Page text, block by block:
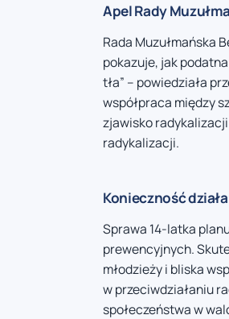
Apel Rady
Rada Muzułmańska
pokazuje, jak
tła” – powiedziała
współpraca między
zjawisko
radykalizacji.
Konieczność
Sprawa 14-latka
prewencyjnych.
młodzieży i bliska
w przeciwdziałaniu
społeczeństwa w